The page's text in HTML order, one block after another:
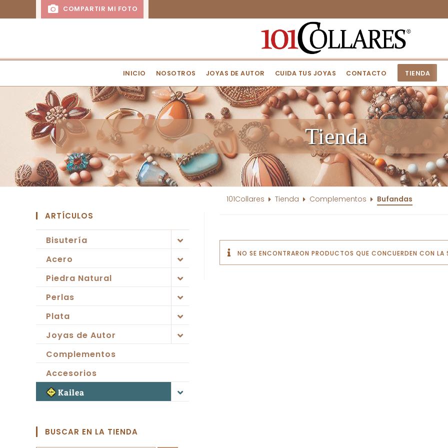
COMPARTIR MI FOTO
INICIO NOSOTROS JOYAS DE AUTOR CUIDA TUS JOYAS CONTACTO TIENDA
Tienda
ARTÍCULOS
Bisutería
Acero
Piedra Natural
Perlas
Plata
Joyas de Autor
Complementos
Accesorios
Kailea
BUSCAR EN LA TIENDA
101Collares Tienda Complementos Bufandas
NO SE ENCONTRARON PRODUCTOS QUE CONCUERDEN CON LA